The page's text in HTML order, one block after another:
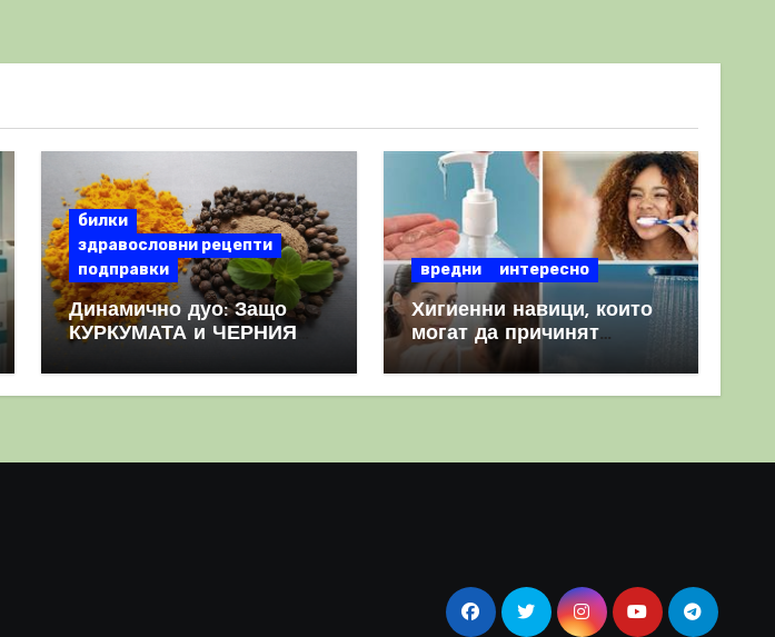
билки
здравословни рецепти
подправки
Динамично дуо: Защо
КУРКУМАТА и ЧЕРНИЯ
комбинация
вредни интересно
Хигиенни навици, които
могат да причинят
повече вреда, отколкото
полза